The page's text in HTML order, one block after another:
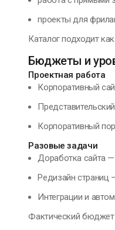
проекты для
Каталог подходит
Бюджеты и
Проектная работа
Корпоративный
Корпоративный
Разовые задачи
Доработка сайта
Редизайн страниц
Интеграции и
Фактический бюджет